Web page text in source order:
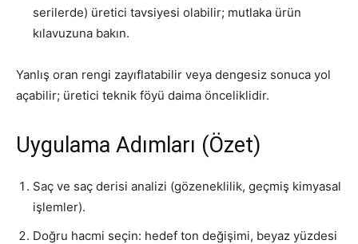
serilerde) üretici tavsiyesi olabilir; mutlaka ürün
kılavuzuna bakın.
Yanlış oran rengi zayıflatabilir veya dengesiz sonuca yol
açabilir; üretici teknik föyü daima önceliklidir.
Uygulama Adımları (Özet)
Saç ve saç derisi analizi (gözeneklilik, geçmiş kimyasal
işlemler).
Doğru hacmi seçin: hedef ton değişimi, beyaz yüzdesi